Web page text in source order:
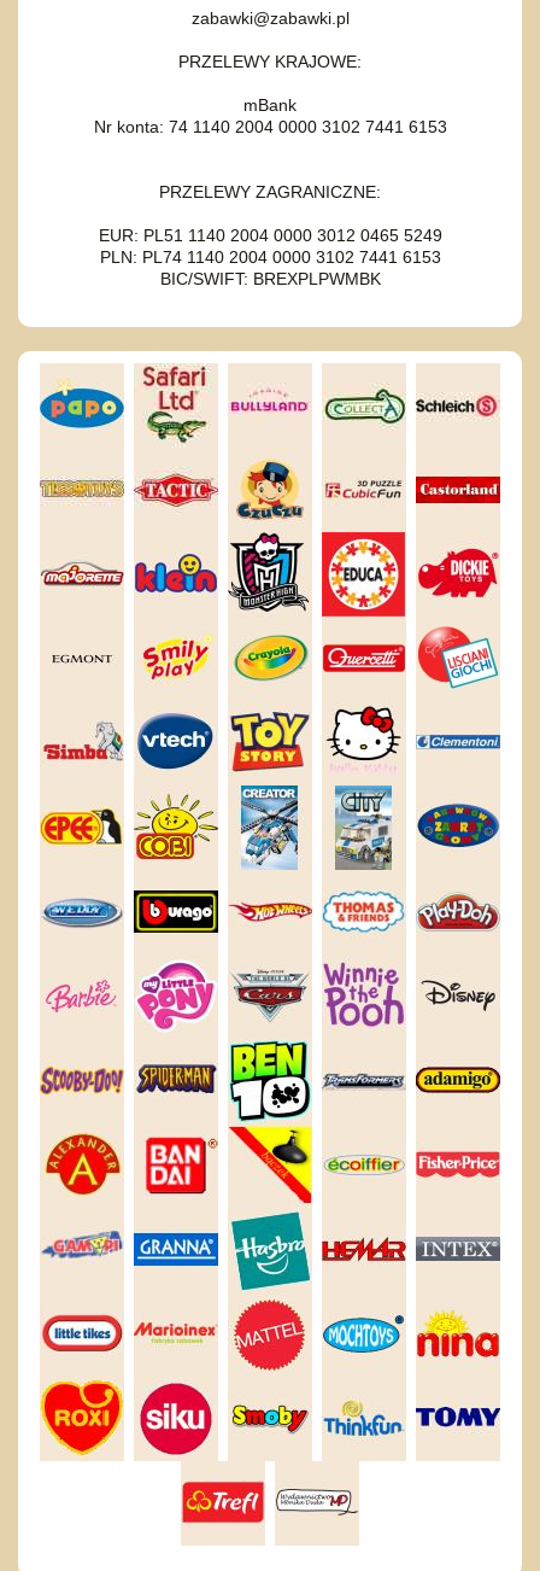
zabawki@zabawki.pl
PRZELEWY KRAJOWE:
mBank
Nr konta: 74 1140 2004 0000 3102 7441 6153
PRZELEWY ZAGRANICZNE:
EUR: PL51 1140 2004 0000 3012 0465 5249
PLN: PL74 1140 2004 0000 3102 7441 6153
BIC/SWIFT: BREXPLPWMBK